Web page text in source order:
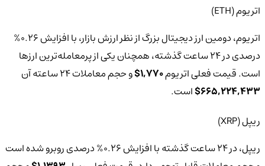
اتریوم (ETH)
اتریوم، دومین ارز دیجیتال بزرگ از نظر ارزش بازار، با افزایش 0.26%
درصدی در 24 ساعت گذشته، همچنان یکی از پرمعامله‌ترین ارزها
است. قیمت فعلی اتریوم1,770$ و حجم معاملات 24 ساعته آن
665,224,433$ است.
ریپل (XRP)
ریپل، در 24 ساعت گذشته با افزایش 0.26% درصدی روبرو شده است